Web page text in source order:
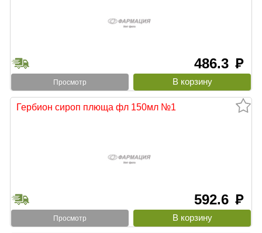
486.3 руб
Просмотр
Гербион сироп плюща фл 150мл №1
592.6 руб
Просмотр